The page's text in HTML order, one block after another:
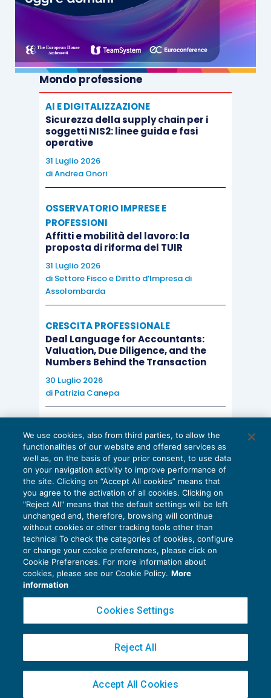
Mondo professione
AI E DIGITALIZZAZIONE
Sicurezza della supply chain per i
soggetti NIS2: linee guida e fasi
operative
31 Luglio 2026
diAndrea Onori
OSSERVATORIO IMPRESE E
PROFESSIONI
Affitti e mobilità del lavoro: la
proposta di riforma del TUIR
31 Luglio 2026
di Settore Fisco e Diritto d’Impresa di
Assolombarda
CRESCITA PROFESSIONALE
Deal Language for Accountants:
Valuation, Due Diligence, and the
Numbers Behind the Transaction
30 Luglio 2026
di Patrizia Canepa
EU AI Act e studi professionali: le
scadenze concrete
27 Luglio 2026
di Diego BarberieStefano Dovier
Privacy Policy
Cookie Policy
Copyright 2016 ©Gruppo Euroconference S.p.A.v2.32.4
Piazza Luigi Einaudi, 10N01 - 20124 Milano - info@ecnews.it
02776120236
We use cookies, also from third parties, to allow the
functionalities of our website and offered services as
well as, on the basis of your prior consent, to use data
on your navigation activity to improve performance of
the site. Clicking on “Accept All cookies” means that
you agree to the activation of all cookies. Clicking on
"Reject All" means that the default settings will be left
unchanged and, therefore, browsing will continue
without cookies or other tracking tools other than
technical To check the categories of cookies, configure
or change your cookie preferences, please click on
Cookie Preferences. For more information about
cookies, please see our Cookie Policy. More
information
Cookies Settings
Reject All
Accept All Cookies